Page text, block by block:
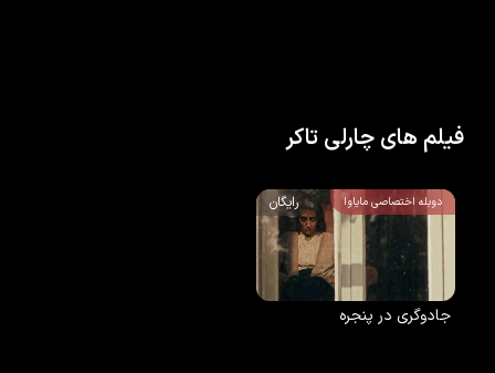
فیلم های چارلی تاکر
دوبله اختصاصی مایاوا رایگان
جادوگری در پنجره